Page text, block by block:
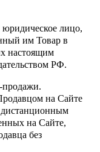
лицо,
им Товар в
настоящим
РФ.
продажи.
на Сайте
дистанционным
на Сайте,
без